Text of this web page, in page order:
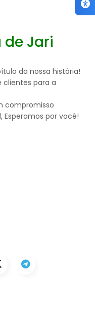
de Jari
da nossa história!
clientes para a
compromisso
Esperamos por você!